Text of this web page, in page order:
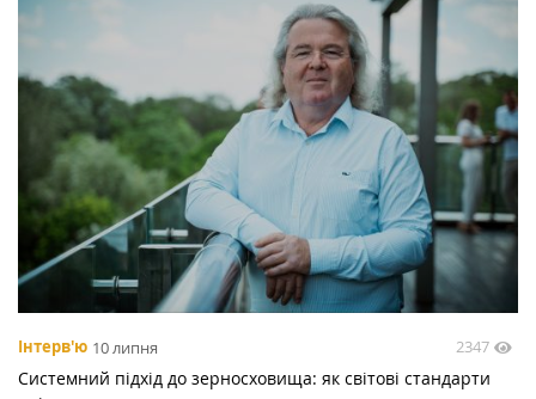
Інтерв'ю 10 липня 2347
Системний підхід до зерносховища: як світові стандарти